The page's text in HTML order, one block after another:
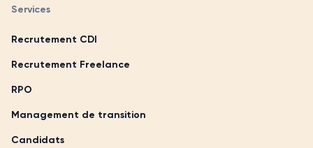
Services
Recrutement CDI
Recrutement Freelance
RPO
Management de transition
Candidats